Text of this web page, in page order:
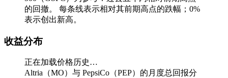
的回撤。
每条线表示相对其前期高点的跌幅；0%
表示创出新高。
收益分布
正在加载价格历史…
Altria（MO）与 PepsiCo（PEP）的月度总回报分